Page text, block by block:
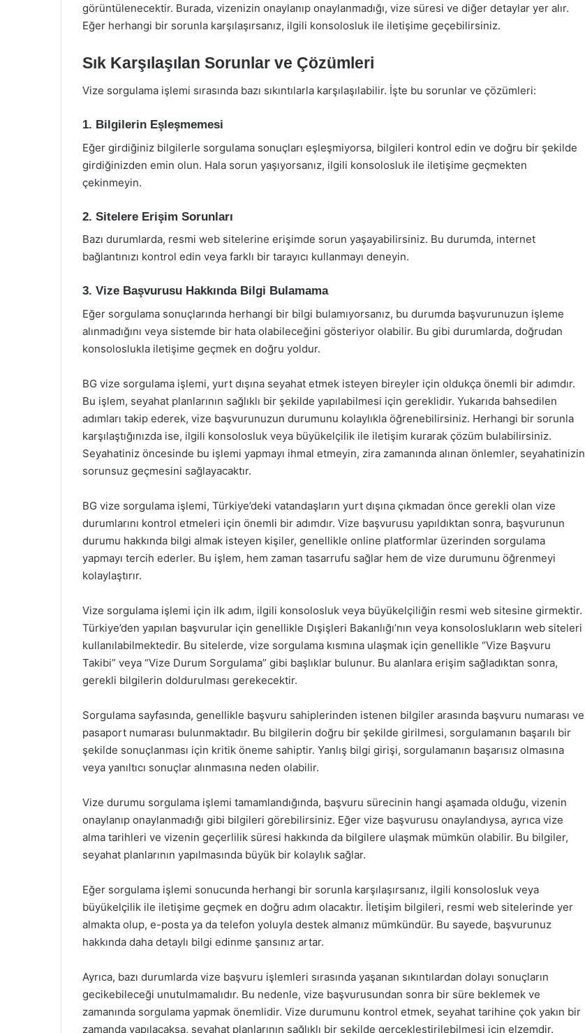
görüntülenecektir. Burada, vizenizin onaylanıp onaylanmadığı, vize süresi ve diğer detaylar yer alır.
Eğer herhangi bir sorunla karşılaşırsanız, ilgili konsolosluk ile iletişime geçebilirsiniz.
Sık Karşılaşılan Sorunlar ve Çözümleri
Vize sorgulama işlemi sırasında bazı sıkıntılarla karşılaşılabilir. İşte bu sorunlar ve çözümleri:
1. Bilgilerin Eşleşmemesi
Eğer girdiğiniz bilgilerle sorgulama sonuçları eşleşmiyorsa, bilgileri kontrol edin ve doğru bir şekilde
girdiğinizden emin olun. Hala sorun yaşıyorsanız, ilgili konsolosluk ile iletişime geçmekten
çekinmeyin.
2. Sitelere Erişim Sorunları
Bazı durumlarda, resmi web sitelerine erişimde sorun yaşayabilirsiniz. Bu durumda, internet
bağlantınızı kontrol edin veya farklı bir tarayıcı kullanmayı deneyin.
3. Vize Başvurusu Hakkında Bilgi Bulamama
Eğer sorgulama sonuçlarında herhangi bir bilgi bulamıyorsanız, bu durumda başvurunuzun işleme
alınmadığını veya sistemde bir hata olabileceğini gösteriyor olabilir. Bu gibi durumlarda, doğrudan
konsoloslukla iletişime geçmek en doğru yoldur.
BG vize sorgulama işlemi, yurt dışına seyahat etmek isteyen bireyler için oldukça önemli bir adımdır.
Bu işlem, seyahat planlarının sağlıklı bir şekilde yapılabilmesi için gereklidir. Yukarıda bahsedilen
adımları takip ederek, vize başvurunuzun durumunu kolaylıkla öğrenebilirsiniz. Herhangi bir sorunla
karşılaştığınızda ise, ilgili konsolosluk veya büyükelçilik ile iletişim kurarak çözüm bulabilirsiniz.
Seyahatiniz öncesinde bu işlemi yapmayı ihmal etmeyin, zira zamanında alınan önlemler, seyahatinizin
sorunsuz geçmesini sağlayacaktır.
BG vize sorgulama işlemi, Türkiye’deki vatandaşların yurt dışına çıkmadan önce gerekli olan vize
durumlarını kontrol etmeleri için önemli bir adımdır. Vize başvurusu yapıldıktan sonra, başvurunun
durumu hakkında bilgi almak isteyen kişiler, genellikle online platformlar üzerinden sorgulama
yapmayı tercih ederler. Bu işlem, hem zaman tasarrufu sağlar hem de vize durumunu öğrenmeyi
kolaylaştırır.
Vize sorgulama işlemi için ilk adım, ilgili konsolosluk veya büyükelçiliğin resmi web sitesine girmektir.
Türkiye’den yapılan başvurular için genellikle Dışişleri Bakanlığı’nın veya konsoloslukların web siteleri
kullanılabilmektedir. Bu sitelerde, vize sorgulama kısmına ulaşmak için genellikle “Vize Başvuru
Takibi” veya “Vize Durum Sorgulama” gibi başlıklar bulunur. Bu alanlara erişim sağladıktan sonra,
gerekli bilgilerin doldurulması gerekecektir.
Sorgulama sayfasında, genellikle başvuru sahiplerinden istenen bilgiler arasında başvuru numarası ve
pasaport numarası bulunmaktadır. Bu bilgilerin doğru bir şekilde girilmesi, sorgulamanın başarılı bir
şekilde sonuçlanması için kritik öneme sahiptir. Yanlış bilgi girişi, sorgulamanın başarısız olmasına
veya yanıltıcı sonuçlar alınmasına neden olabilir.
Vize durumu sorgulama işlemi tamamlandığında, başvuru sürecinin hangi aşamada olduğu, vizenin
onaylanıp onaylanmadığı gibi bilgileri görebilirsiniz. Eğer vize başvurusu onaylandıysa, ayrıca vize
alma tarihleri ve vizenin geçerlilik süresi hakkında da bilgilere ulaşmak mümkün olabilir. Bu bilgiler,
seyahat planlarının yapılmasında büyük bir kolaylık sağlar.
Eğer sorgulama işlemi sonucunda herhangi bir sorunla karşılaşırsanız, ilgili konsolosluk veya
büyükelçilik ile iletişime geçmek en doğru adım olacaktır. İletişim bilgileri, resmi web sitelerinde yer
almakta olup, e-posta ya da telefon yoluyla destek almanız mümkündür. Bu sayede, başvurunuz
hakkında daha detaylı bilgi edinme şansınız artar.
Ayrıca, bazı durumlarda vize başvuru işlemleri sırasında yaşanan sıkıntılardan dolayı sonuçların
gecikebileceği unutulmamalıdır. Bu nedenle, vize başvurusundan sonra bir süre beklemek ve
zamanında sorgulama yapmak önemlidir. Vize durumunu kontrol etmek, seyahat tarihine çok yakın bir
zamanda yapılacaksa, seyahat planlarının sağlıklı bir şekilde gerçekleştirilebilmesi için elzemdir.